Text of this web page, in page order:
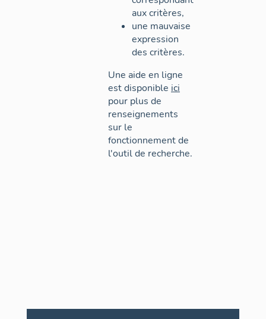
aux critères,
une mauvaise
expression
des critères.
Une aide en ligne
est disponible ici
pour plus de
renseignements
sur le
fonctionnement de
l'outil de recherche.